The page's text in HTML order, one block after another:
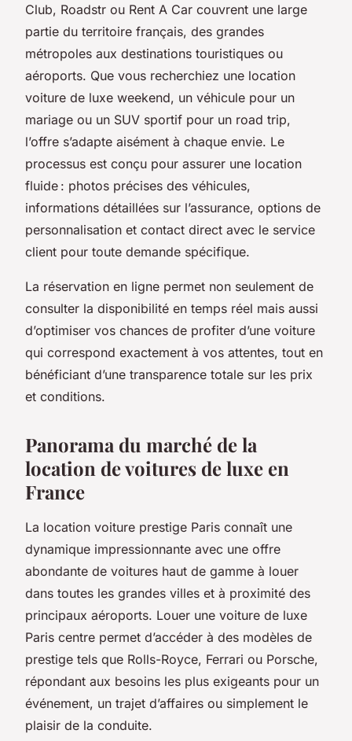
Club, Roadstr ou Rent A Car couvrent une large
partie du territoire français, des grandes
métropoles aux destinations touristiques ou
aéroports. Que vous recherchiez une location
voiture de luxe weekend, un véhicule pour un
mariage ou un SUV sportif pour un road trip,
l’offre s’adapte aisément à chaque envie. Le
processus est conçu pour assurer une location
fluide : photos précises des véhicules,
informations détaillées sur l’assurance, options de
personnalisation et contact direct avec le service
client pour toute demande spécifique.
La réservation en ligne permet non seulement de
consulter la disponibilité en temps réel mais aussi
d’optimiser vos chances de profiter d’une voiture
qui correspond exactement à vos attentes, tout en
bénéficiant d’une transparence totale sur les prix
et conditions.
Panorama du marché de la
location de voitures de luxe en
France
La location voiture prestige Paris connaît une
dynamique impressionnante avec une offre
abondante de voitures haut de gamme à louer
dans toutes les grandes villes et à proximité des
principaux aéroports. Louer une voiture de luxe
Paris centre permet d’accéder à des modèles de
prestige tels que Rolls-Royce, Ferrari ou Porsche,
répondant aux besoins les plus exigeants pour un
événement, un trajet d’affaires ou simplement le
plaisir de la conduite.